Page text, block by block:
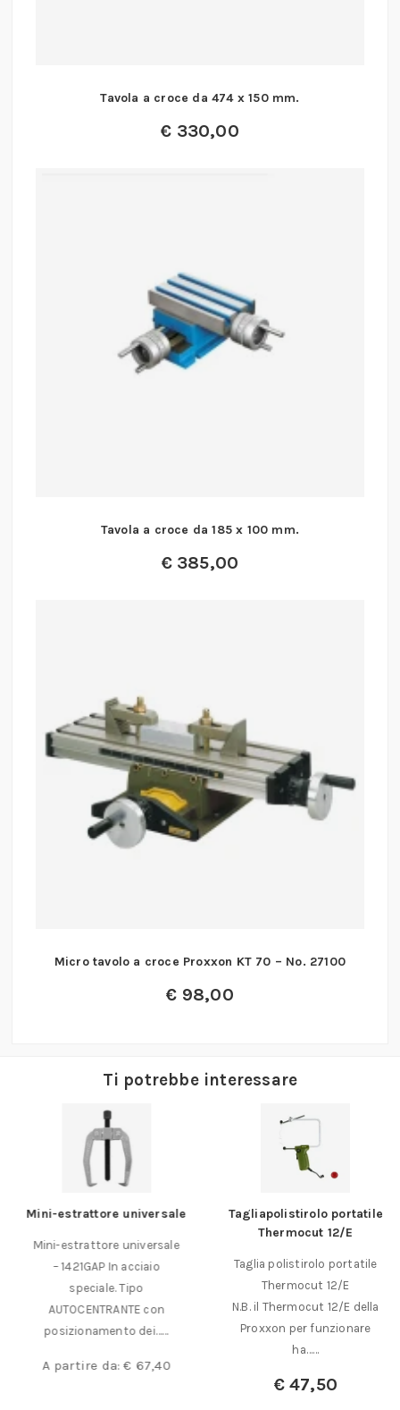
Tavola a croce da 474 x 150 mm.
€ 330,00
Tavola a croce da 185 x 100 mm.
€385,00
Micro tavolo a croce Proxxon KT 70 – No. 27100
€ 98,00
Ti potrebbe interessare
Mini-estrattore universale
Mini-estrattore universale
– 1421GAP In acciaio
speciale. Tipo
AUTOCENTRANTE con
posizionamento dei……
A partire da:€67,40
Tagliapolistirolo portatile
Thermocut 12/E
Taglia polistirolo portatile
Thermocut 12/E
N.B. il Thermocut 12/E della
Proxxon per funzionare
ha……
€47,50